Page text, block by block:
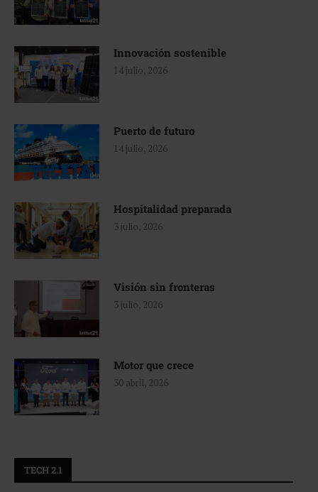
Innovación sostenible
14 julio, 2026
Puerto de futuro
14 julio, 2026
Hospitalidad preparada
3 julio, 2026
Visión sin fronteras
3 julio, 2026
Motor que crece
30 abril, 2026
TECH 2.1